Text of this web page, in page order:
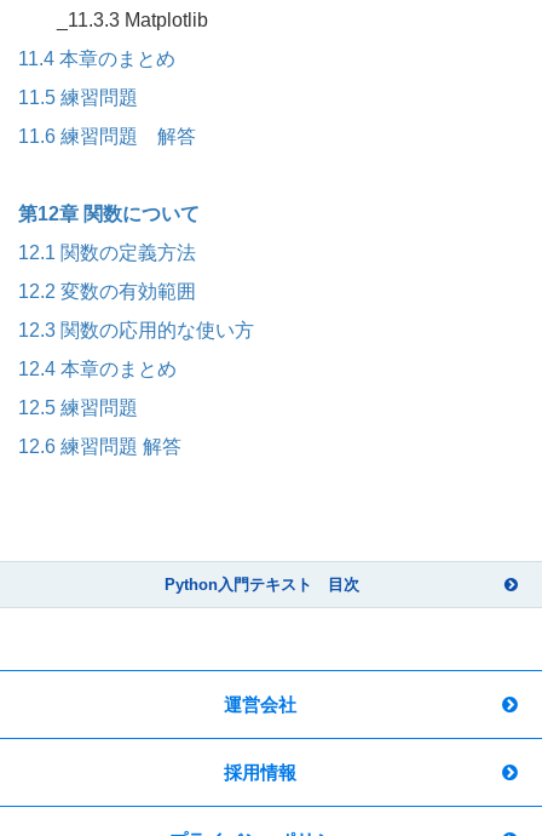
Python入門テキスト 目次
_11.3.3 Matplotlib
11.4 本章のまとめ
11.5 練習問題
11.6 練習問題 解答
第12章 関数について
12.1 関数の定義方法
12.2 変数の有効範囲
12.3 関数の応用的な使い方
12.4 本章のまとめ
12.5 練習問題
12.6 練習問題 解答
運営会社
採用情報